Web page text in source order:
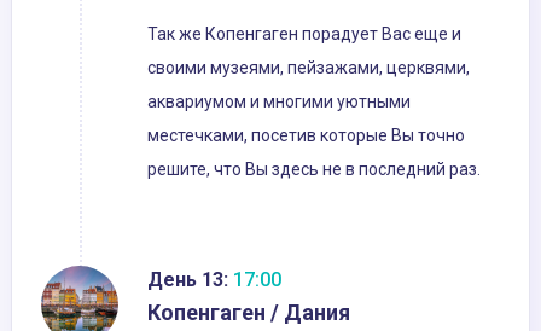
Так же Копенгаген порадует Вас еще и
своими музеями, пейзажами, церквями,
аквариумом и многими уютными
местечками, посетив которые Вы точно
решите, что Вы здесь не в последний раз.
День 13: 17:00
Копенгаген / Дания